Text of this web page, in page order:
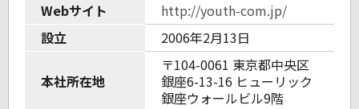
Webサイト
http://youth-com.jp/
設立
2006年2月13日
本社所在地
〒104-0061 東京都中央区
銀座6-13-16 ヒューリック
銀座ウォールビル9階